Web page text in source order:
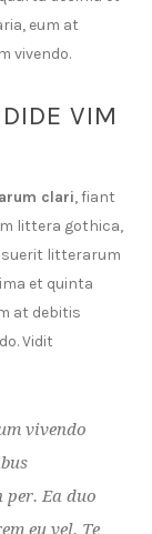
eum at
vivendo.
VIM
clari, fiant
littera gothica,
litterarum
et quinta
at debitis
Vidit
vivendo
Ea duo
eu vel. Te